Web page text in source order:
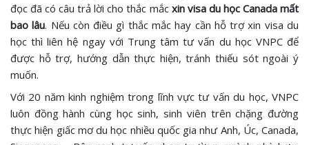
đọc đã có câu trả lời cho thắc mắc xin visa du học Canada mất
bao lâu. Nếu còn điều gì thắc mắc hay cần hỗ trợ xin visa du
học thì liên hệ ngay với Trung tâm tư vấn du học VNPC để
được hỗ trợ, hướng dẫn thực hiện, tránh thiếu sót ngoài ý
muốn.
Với 20 năm kinh nghiệm trong lĩnh vực tư vấn du học, VNPC
luôn đồng hành cùng học sinh, sinh viên trên chặng đường
thực hiện giấc mơ du học nhiều quốc gia như Anh, Úc, Canada,